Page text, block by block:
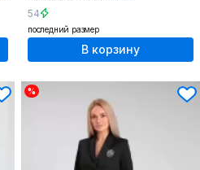
54
последний размер
В корзину
%